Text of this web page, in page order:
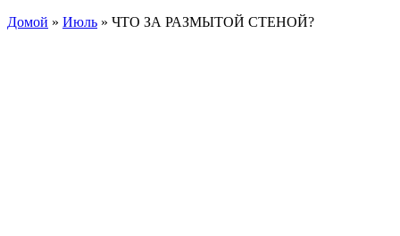
Домой » Июль » ЧТО ЗА РАЗМЫТОЙ СТЕНОЙ?